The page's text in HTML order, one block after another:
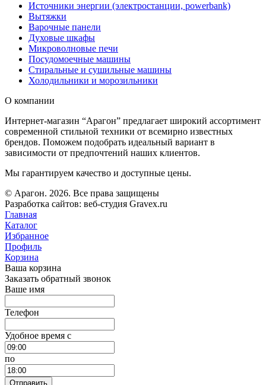
Источники энергии (электростанции, powerbank)
Вытяжки
Варочные панели
Духовые шкафы
Микроволновые печи
Посудомоечные машины
Стиральные и сушильные машины
Холодильники и морозильники
О компании
Интернет-магазин “Арагон” предлагает широкий ассортимент
современной стильной техники от всемирно известных
брендов. Поможем подобрать идеальный вариант в
зависимости от предпочтений наших клиентов.
Мы гарантируем качество и доступные цены.
© Арагон. 2026. Все права защищены
Разработка сайтов: веб-студия Gravex.ru
Главная
Каталог
Избранное
Профиль
Корзина
Ваша корзина
Заказать обратный звонок
Ваше имя
Телефон
Удобное время c
по
Отправить